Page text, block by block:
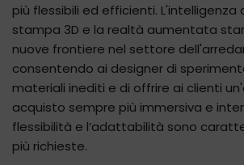
più flessibili ed efficienti. L'intelligenza
stampa 3D e la realtà aumentata
nuove frontiere nel settore
consentendo ai designer di
materiali inediti e di offrire ai clienti
acquisto sempre più immersiva e
flessibilità e l’adattabilità sono
più richieste.